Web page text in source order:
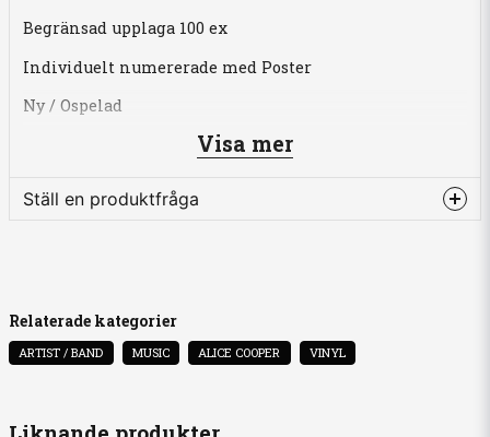
Begränsad upplaga 100 ex
Individuelt numererade med Poster
Ny / Ospelad
2LP Komplett spelningVisa mer
Ställ en produktfråga
name
Namn
Relaterade kategorier
ARTIST / BAND MUSIC ALICE COOPER VINYL